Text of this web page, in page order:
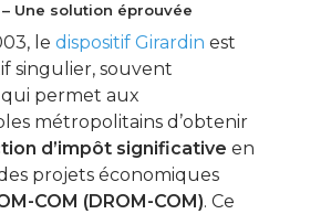
Une solution éprouvée
le dispositif Girardin est
singulier, souvent
permet aux
métropolitains d’obtenir
d’impôt significative en
projets économiques
COM (DROM-COM). Ce